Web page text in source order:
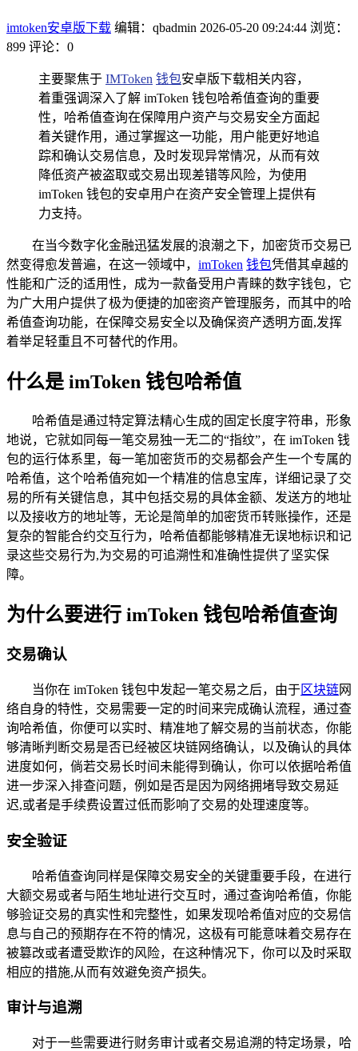
imtoken安卓版下载 编辑：qbadmin 2026-05-20 09:24:44 浏览：
899 评论：0
主要聚焦于 IMToken 钱包安卓版下载相关内容，
着重强调深入了解 imToken 钱包哈希值查询的重要
性，哈希值查询在保障用户资产与交易安全方面起
着关键作用，通过掌握这一功能，用户能更好地追
踪和确认交易信息，及时发现异常情况，从而有效
降低资产被盗取或交易出现差错等风险，为使用
imToken 钱包的安卓用户在资产安全管理上提供有
力支持。
在当今数字化金融迅猛发展的浪潮之下，加密货币交易已
然变得愈发普遍，在这一领域中， imToken 钱包凭借其卓越的
性能和广泛的适用性，成为一款备受用户青睐的数字钱包，它
为广大用户提供了极为便捷的加密资产管理服务，而其中的哈
希值查询功能，在保障交易安全以及确保资产透明方面,发挥
着举足轻重且不可替代的作用。
什么是 imToken 钱包哈希值
哈希值是通过特定算法精心生成的固定长度字符串，形象
地说，它就如同每一笔交易独一无二的“指纹”，在 imToken 钱
包的运行体系里，每一笔加密货币的交易都会产生一个专属的
哈希值，这个哈希值宛如一个精准的信息宝库，详细记录了交
易的所有关键信息，其中包括交易的具体金额、发送方的地址
以及接收方的地址等，无论是简单的加密货币转账操作，还是
复杂的智能合约交互行为，哈希值都能够精准无误地标识和记
录这些交易行为,为交易的可追溯性和准确性提供了坚实保
障。
为什么要进行 imToken 钱包哈希值查询
交易确认
当你在 imToken 钱包中发起一笔交易之后，由于区块链网
络自身的特性，交易需要一定的时间来完成确认流程，通过查
询哈希值，你便可以实时、精准地了解交易的当前状态，你能
够清晰判断交易是否已经被区块链网络确认，以及确认的具体
进度如何，倘若交易长时间未能得到确认，你可以依据哈希值
进一步深入排查问题，例如是否是因为网络拥堵导致交易延
迟,或者是手续费设置过低而影响了交易的处理速度等。
安全验证
哈希值查询同样是保障交易安全的关键重要手段，在进行
大额交易或者与陌生地址进行交互时，通过查询哈希值，你能
够验证交易的真实性和完整性，如果发现哈希值对应的交易信
息与自己的预期存在不符的情况，这极有可能意味着交易存在
被篡改或者遭受欺诈的风险，在这种情况下，你可以及时采取
相应的措施,从而有效避免资产损失。
审计与追溯
对于一些需要进行财务审计或者交易追溯的特定场景，哈